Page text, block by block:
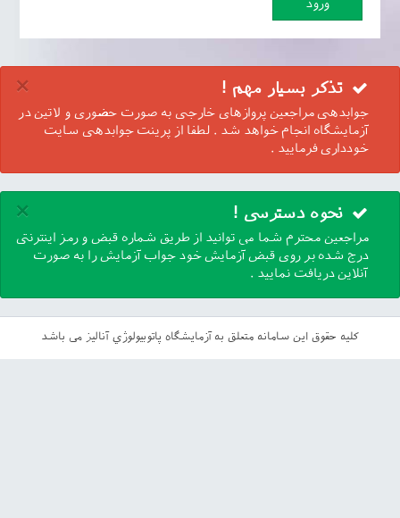
× تذکر بسیار مهم !
جوابدهی مراجعین پروازهای خارجی به صورت حضوری و لاتین در
آزمایشگاه انجام خواهد شد . لطفا از پرینت جوابدهی سایت
خودداری فرمایید .
× نحوه دسترسی !
مراجعین محترم شما می توانید از طریق شماره قبض و رمز اینترنتی
درج شده بر روی قبض آزمایش خود جواب آزمایش را به صورت
آنلاین دریافت نمایید .
کلیه حقوق این سامانه متعلق به آزمايشگاه پاتوبيولوژي آناليز می باشد